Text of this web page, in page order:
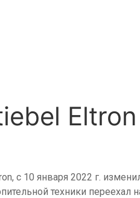
Eltron
с 10 января 2022 г.
техники переехал